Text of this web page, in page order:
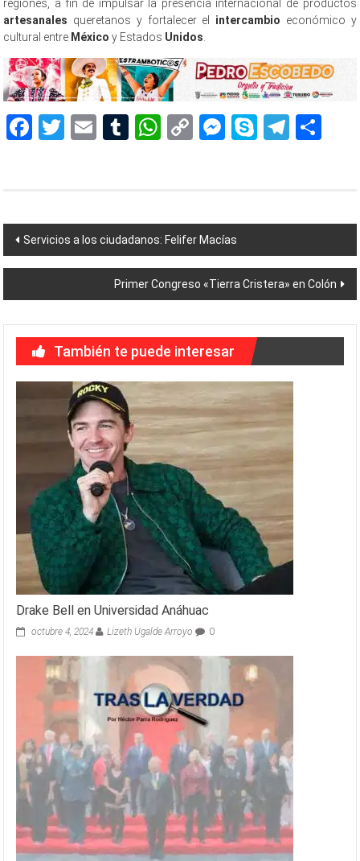
regiones, a fin de impulsar la presencia internacional de productos
artesanales queretanos y fortalecer el intercambio económico y
cultural entre México y Estados Unidos
Facebook
Twitter
EmailTumblr
WhatsApp
CopyMessenger
Skype
Navegación
de
entradas
Servicios a los ciudadanos: Felifer Macías
Primer Congreso «Tierra Cristera» en Colón
También te puede interesar
Drake Bell en Universidad Anáhuac
octubre 4, 2024 Lizeth Ugalde Arroyo 0